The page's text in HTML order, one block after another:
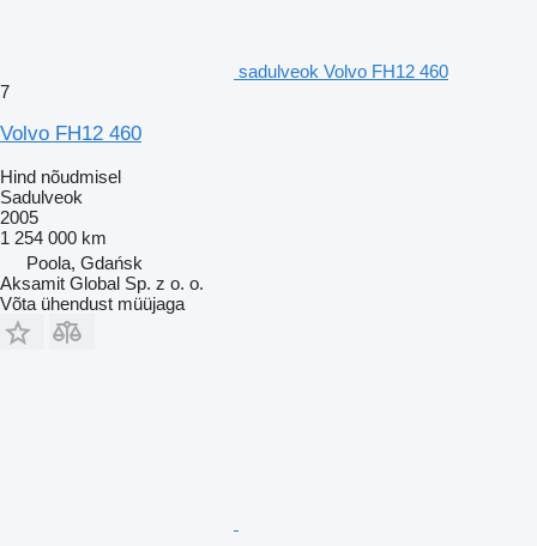
sadulveok Volvo FH12 460
7
Volvo FH12 460
Hind nõudmisel
Sadulveok
2005
1 254 000 km
Poola, Gdańsk
Aksamit Global Sp. z o. o.
Võta ühendust müüjaga